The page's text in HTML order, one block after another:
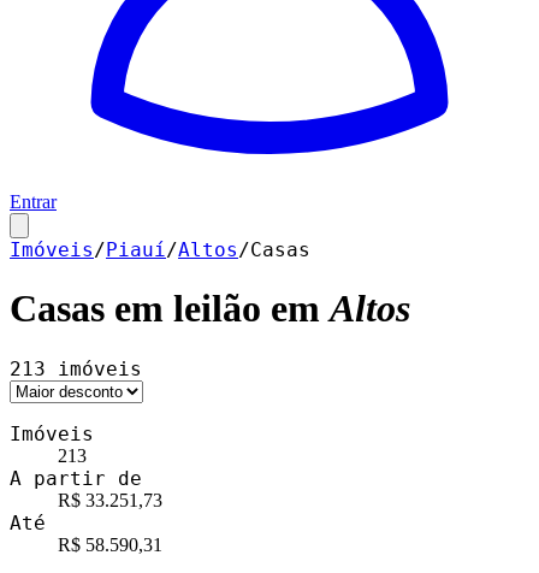
Entrar
Imóveis/Piauí/Altos/Casas
Casas em leilão emAltos
213 imóveis
Imóveis
213
A partir de
R$ 33.251,73
Até
R$ 58.590,31